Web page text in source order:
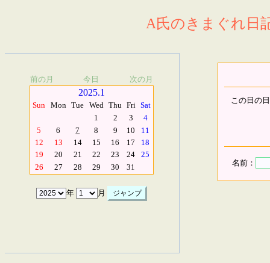
A氏のきまぐれ日
前の月 今日 次の月
2025.1
Sun Mon Tue Wed Thu Fri Sat
1
2 3
4
5
6 7 8 9 10
11
12
13 14 15 16 17
18
19
20 21 22 23 24
25
26
27 28 29 30 31
年 月
この日の
名前：